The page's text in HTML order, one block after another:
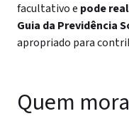
facultativo e pode
Guia da Previdência
apropriado para
Quem